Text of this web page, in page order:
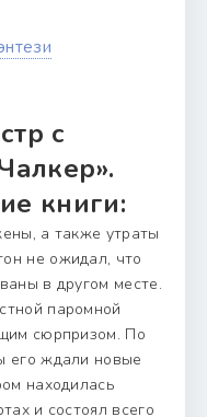
с
книги:
а также утраты
не ожидал, что
в другом месте.
паромной
сюрпризом. По
его ждали новые
находилась
и состоял всего